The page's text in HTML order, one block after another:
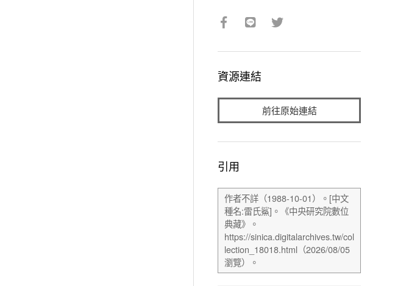
資源連結
前往原始連結
引用